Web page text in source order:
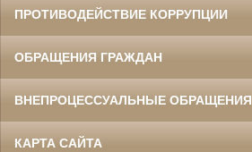
ПРОТИВОДЕЙСТВИЕ КОРРУПЦИИ
ОБРАЩЕНИЯ ГРАЖДАН
ВНЕПРОЦЕССУАЛЬНЫЕ ОБРАЩЕНИЯ
КАРТА САЙТА